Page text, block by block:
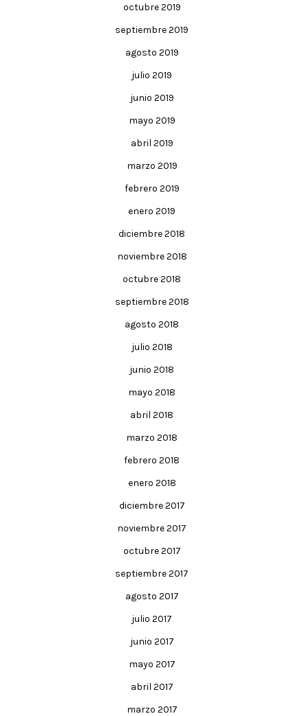
octubre 2019
septiembre 2019
agosto 2019
julio 2019
junio 2019
mayo 2019
abril 2019
marzo 2019
febrero 2019
enero 2019
diciembre 2018
noviembre 2018
octubre 2018
septiembre 2018
agosto 2018
julio 2018
junio 2018
mayo 2018
abril 2018
marzo 2018
febrero 2018
enero 2018
diciembre 2017
noviembre 2017
octubre 2017
septiembre 2017
agosto 2017
julio 2017
junio 2017
mayo 2017
abril 2017
marzo 2017